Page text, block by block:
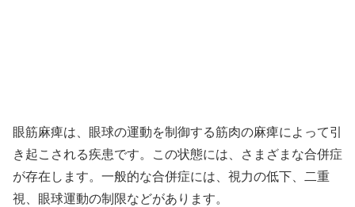
眼筋麻痺は、眼球の運動を制御する筋肉の麻痺によって引
き起こされる疾患です。この状態には、さまざまな合併症
が存在します。一般的な合併症には、視力の低下、二重
視、眼球運動の制限などがあります。